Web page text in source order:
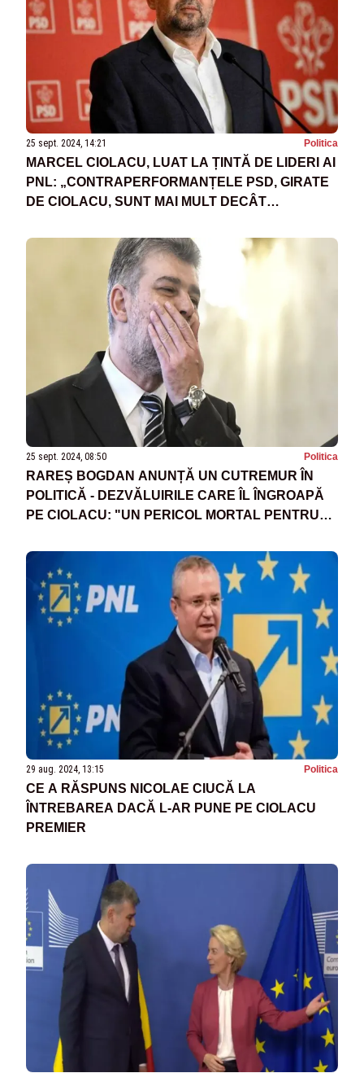
25 sept. 2024, 14:21 Politica
MARCEL CIOLACU, LUAT LA ȚINTĂ DE LIDERI AI
PNL: „CONTRAPERFORMANȚELE PSD, GIRATE
DE CIOLACU, SUNT MAI MULT DECÂT
25 sept. 2024, 08:50 Politica
RAREȘ BOGDAN ANUNȚĂ UN CUTREMUR ÎN
POLITICĂ - DEZVĂLUIRILE CARE ÎL ÎNGROAPĂ
PE CIOLACU: "UN PERICOL MORTAL PENTRU
29 aug. 2024, 13:15 Politica
CE A RĂSPUNS NICOLAE CIUCĂ LA
ÎNTREBAREA DACĂ L-AR PUNE PE CIOLACU
PREMIER